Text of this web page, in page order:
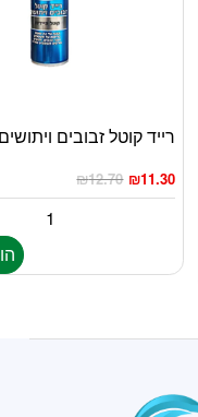
רייד קוטל זבובים ויתושים 300
₪12.70 ₪11.30